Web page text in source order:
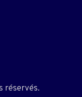
réservés.